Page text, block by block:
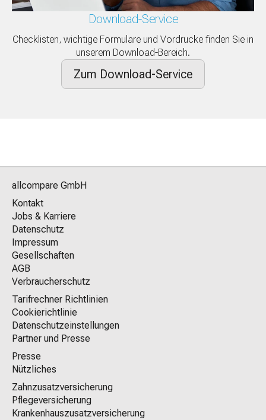
Download-Service
Checklisten, wichtige Formulare und Vordrucke finden Sie in
unserem Download-Bereich.
Zum Download-Service
allcompare GmbH
Kontakt
Jobs & Karriere
Datenschutz
Impressum
Gesellschaften
AGB
Verbraucherschutz
Tarifrechner Richtlinien
Cookierichtlinie
Datenschutzeinstellungen
Partner und Presse
Presse
Nützliches
Zahnzusatzversicherung
Pflegeversicherung
Krankenhauszusatzversicherung